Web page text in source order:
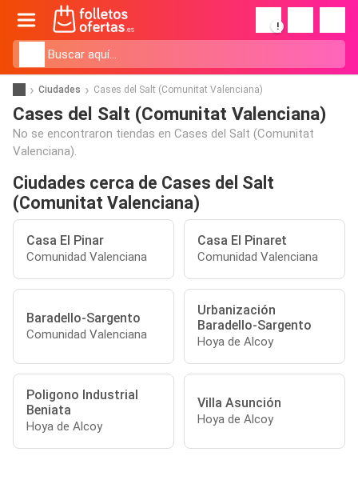
!
Ciudades Cases del Salt (Comunitat Valenciana)
Cases del Salt (Comunitat Valenciana)
No se encontraron tiendas en Cases del Salt (Comunitat
Valenciana).
Ciudades cerca de Cases del Salt
(Comunitat Valenciana)
Casa El Pinar
Comunidad Valenciana
Casa El Pinaret
Comunidad Valenciana
Baradello-Sargento
Comunidad Valenciana
Urbanización
Baradello-Sargento
Hoya de Alcoy
Poligono Industrial
Beniata
Hoya de Alcoy
Villa Asunción
Hoya de Alcoy